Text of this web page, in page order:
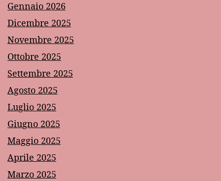
Gennaio 2026
Dicembre 2025
Novembre 2025
Ottobre 2025
Settembre 2025
Agosto 2025
Luglio 2025
Giugno 2025
Maggio 2025
Aprile 2025
Marzo 2025